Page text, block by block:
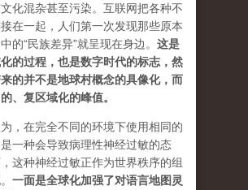
化混杂甚至污染。互联网把各种不
在一起，人们第一次发现那些原本
的“民族差异”就呈现在身边。 这是
的过程，也是数字时代的标志，然
的并不是地球村概念的具像化，而
、复区域化的峰值。
，在完全不同的环境下使用相同的
一种会导致病理性神经过敏的态
这种神经过敏正作为世界秩序的组
一面是全球化加强了对语言地图灵